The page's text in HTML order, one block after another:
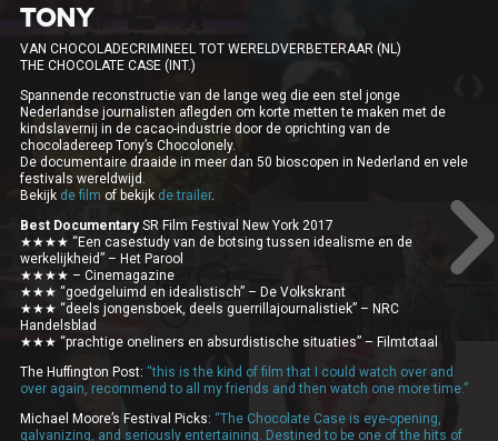
TONY
VAN CHOCOLADECRIMINEEL TOT WERELDVERBETERAAR (NL)
THE CHOCOLATE CASE (INT.)
Spannende reconstructie van de lange weg die een stel jonge
Nederlandse journalisten aflegden om korte metten te maken met de
kindslavernij in de cacao-industrie door de oprichting van de
chocoladereep Tony’s Chocolonely.
De documentaire draaide in meer dan 50 bioscopen in Nederland en vele
festivals wereldwijd.
Bekijk de film of bekijk de trailer.
Best DocumentarySR Film Festival New York 2017
★★★★ “Een casestudy van de botsing tussen idealisme en de
werkelijkheid” – Het Parool
★★★★ – Cinemagazine
★★★ “goedgeluimd en idealistisch” – De Volkskrant
★★★ “deels jongensboek, deels guerrillajournalistiek” – NRC
Handelsblad
★★★ “prachtige oneliners en absurdistische situaties” – Filmtotaal
The Huffington Post: “this is the kind of film that I could watch over and
over again, recommend to all my friends and then watch one more time.”
Michael Moore’s Festival Picks: “The Chocolate Case is eye-opening,
galvanizing, and seriously entertaining. Destined to be one of the hits of